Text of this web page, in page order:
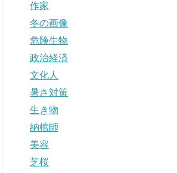
作家
冬の画像
危険生物
政治経済
文化人
暑さ対策
生き物
納棺師
美容
芝桜